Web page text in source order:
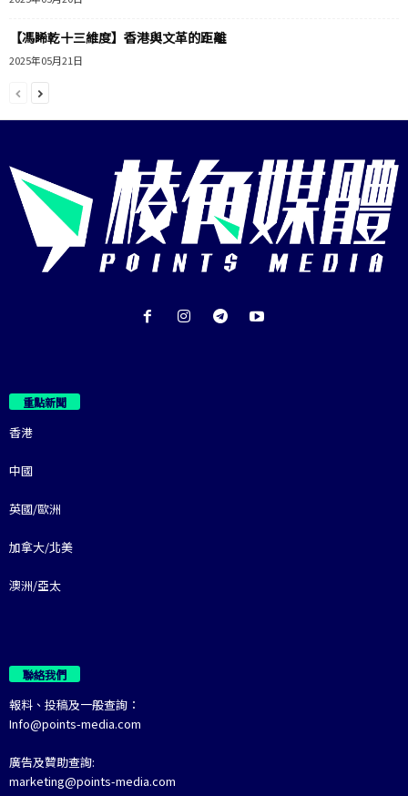
【馮睎乾十三維度】香港與文革的距離
2025年05月21日
重點新聞
香港
中國
英國/歐洲
加拿大/北美
澳洲/亞太
聯絡我們
報料、投稿及一般查詢：
Info@points-media.com
廣告及贊助查詢:
marketing@points-media.com